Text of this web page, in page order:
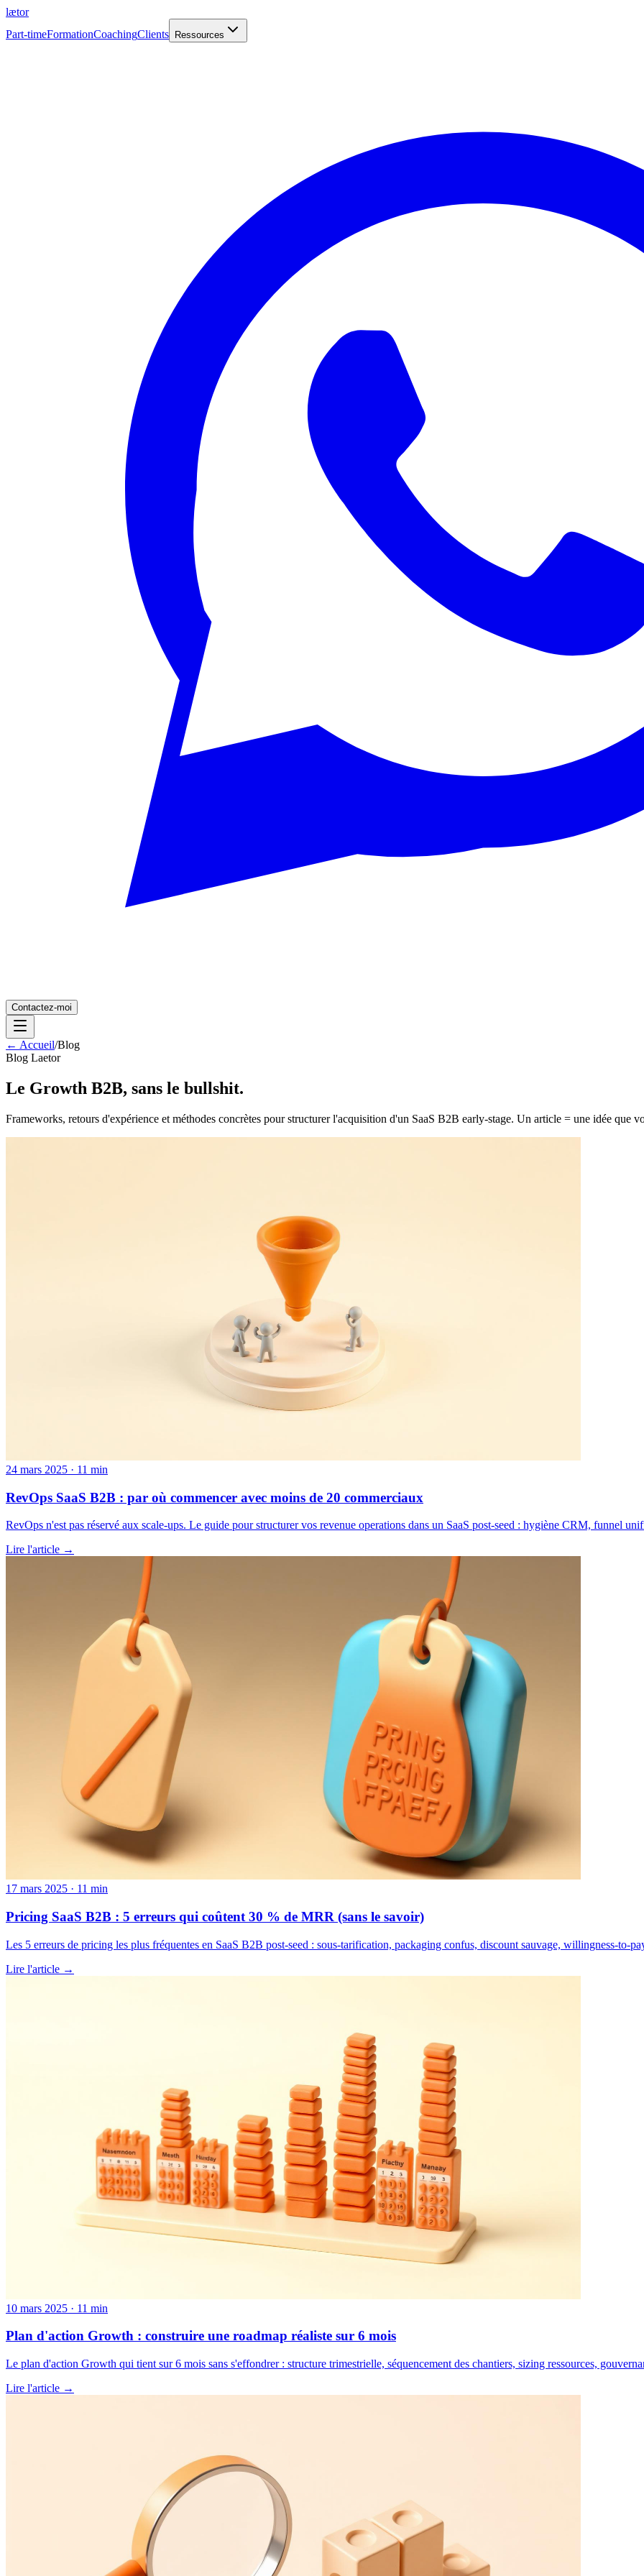
lætor
Part-timeFormationCoachingClients Ressources
Contactez-moi
← Accueil/Blog
Blog Laetor
Le Growth B2B, sans le bullshit.
Frameworks, retours d'expérience et méthodes concrètes pour structurer l'acquisition d'un SaaS B2B early-stage. Un article = une idée que
24 mars 2025 · 11 min
RevOps SaaS B2B : par où commencer avec moins de 20 commerciaux
RevOps n'est pas réservé aux scale-ups. Le guide pour structurer vos revenue operations dans un SaaS post-seed : hygiène CRM, funnel
Lire l'article →
17 mars 2025 · 11 min
Pricing SaaS B2B : 5 erreurs qui coûtent 30 % de MRR (sans le savoir)
Les 5 erreurs de pricing les plus fréquentes en SaaS B2B post-seed : sous-tarification, packaging confus, discount sauvage, willingness-to-
Lire l'article →
10 mars 2025 · 11 min
Plan d'action Growth : construire une roadmap réaliste sur 6 mois
Le plan d'action Growth qui tient sur 6 mois sans s'effondrer : structure trimestrielle, séquencement des chantiers, sizing ressources,
Lire l'article →